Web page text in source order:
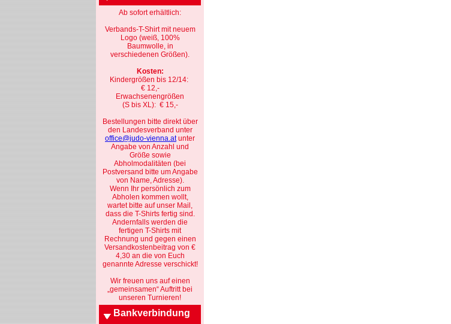
Ab sofort erhältlich:
Verbands-T-Shirt mit neuem
Logo (weiß, 100%
Baumwolle, in
verschiedenen Größen).
Kosten:
Kindergrößen bis 12/14:
€ 12,-
Erwachsenengrößen
(S bis XL): € 15,-
Bestellungen bitte direkt über
den Landesverband unter
office@judo-vienna.atunter
Angabe von Anzahl und
Größe sowie
Abholmodalitäten (bei
Postversand bitte um Angabe
von Name, Adresse).
Wenn Ihr persönlich zum
Abholen kommen wollt,
wartet bitte auf unser Mail,
dass die T-Shirts fertig sind.
Andernfalls werden die
fertigen T-Shirts mit
Rechnung und gegen einen
Versandkostenbeitrag von €
4,30 an die von Euch
genannte Adresse verschickt!
Wir freuen uns auf einen
„gemeinsamen“ Auftritt bei
unseren Turnieren!
Bankverbindung